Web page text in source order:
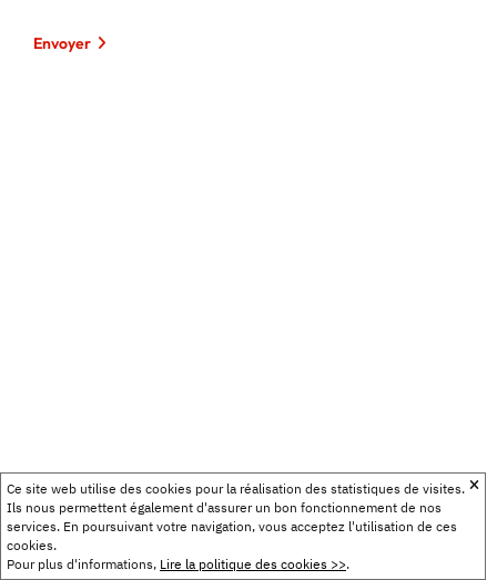
Ce site web utilise des cookies pour la réalisation des statistiques de visites.
Ils nous permettent également d'assurer un bon fonctionnement de nos
services. En poursuivant votre navigation, vous acceptez l'utilisation de ces
cookies.
Pour plus d'informations, Lire la politique des cookies >>.
Envoyer